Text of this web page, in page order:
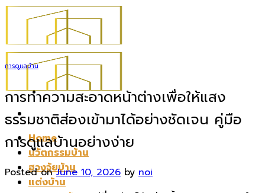
Skip
content
Home
นวัตกรรมบ้าน
ฮวงจุ้ยบ้าน
แต่งบ้าน
การดูแลบ้าน
การทำความสะอาดหน้าต่างเพื่อให้แสง
ธรรมชาติส่องเข้ามาได้อย่างชัดเจน คู่มือ
การดูแลบ้านอย่างง่าย
Posted onJune 10, 2026 by noi